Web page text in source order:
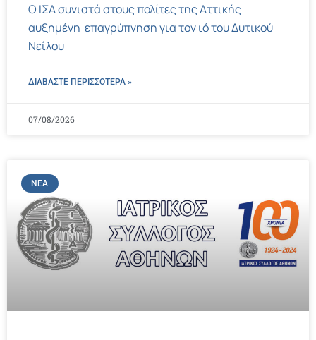
Ο ΙΣΑ συνιστά στους πολίτες της Αττικής
αυξημένη επαγρύπνηση για τον ιό του Δυτικού
Νείλου
ΔΙΑΒΑΣΤΕ ΠΕΡΙΣΣΌΤΕΡΑ »
07/08/2026
ΝΈΑ